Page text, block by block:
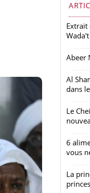
Extrait
Abeer
Al
dans
Le
6
vous
La